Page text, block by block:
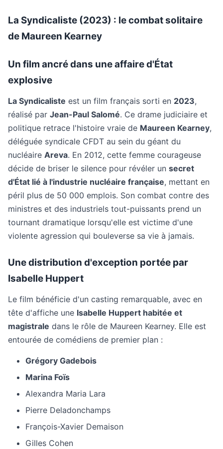
La Syndicaliste (2023) : le combat solitaire
de Maureen Kearney
Un film ancré dans une affaire d'État
explosive
La Syndicaliste est un film français sorti en 2023,
réalisé par Jean-Paul Salomé. Ce drame judiciaire et
politique retrace l'histoire vraie de Maureen Kearney,
déléguée syndicale CFDT au sein du géant du
nucléaire Areva. En 2012, cette femme courageuse
décide de briser le silence pour révéler un secret
d'État lié à l'industrie nucléaire française, mettant en
péril plus de 50 000 emplois. Son combat contre des
ministres et des industriels tout-puissants prend un
tournant dramatique lorsqu'elle est victime d'une
violente agression qui bouleverse sa vie à jamais.
Une distribution d'exception portée par
Isabelle Huppert
Le film bénéficie d'un casting remarquable, avec en
tête d'affiche une Isabelle Huppert habitée et
magistrale dans le rôle de Maureen Kearney. Elle est
entourée de comédiens de premier plan :
Grégory Gadebois
Marina Foïs
Alexandra Maria Lara
Pierre Deladonchamps
François-Xavier Demaison
Gilles Cohen